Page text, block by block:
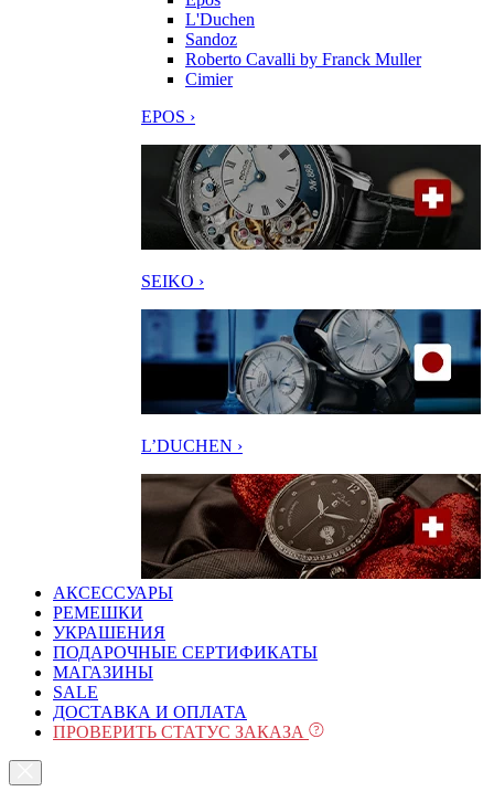
L'Duchen
Sandoz
Roberto Cavalli by Franck Muller
Cimier
EPOS ›
SEIKO ›
L’DUCHEN ›
АКСЕССУАРЫ
РЕМЕШКИ
УКРАШЕНИЯ
ПОДАРОЧНЫЕ СЕРТИФИКАТЫ
МАГАЗИНЫ
SALE
ДОСТАВКА И ОПЛАТА
ПРОВЕРИТЬ СТАТУС ЗАКАЗА